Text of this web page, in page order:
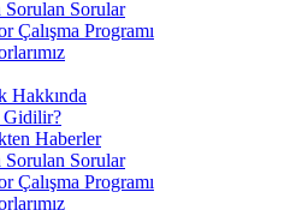
Sorulan Sorular
Çalışma Programı
Hakkında
Gidilir?
Haberler
Sorulan Sorular
Çalışma Programı